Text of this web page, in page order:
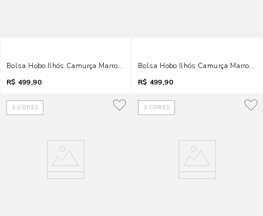
Bolsa Hobo Ilhós Camurça Marrom Alça De Ombro
R$ 499,90
Bolsa Hobo Ilhós Camurça Marrom
R$ 499,90
3 CORES 3 CORES